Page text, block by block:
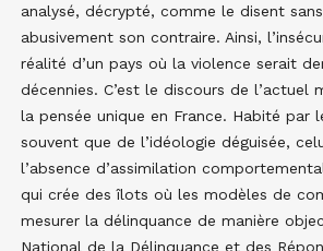
analysé, décrypté, comme le disent
abusivement son contraire. Ainsi,
réalité d’un pays où la violence serait
décennies. C’est le discours de
la pensée unique en France. Habité par
souvent que de l’idéologie déguisée,
l’absence d’assimilation
qui crée des îlots où les modèles de
mesurer la délinquance de manière
National de la Délinquance et des